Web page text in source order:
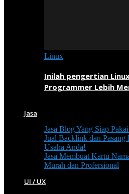
Linux
Inilah pengertian
Programmer Lebih
Jasa
Jasa Blog Yang Siap
Jual Backlink dan
Usaha Anda!
Jasa Membuat Kartu
Murah dan Profersional
UI / UX